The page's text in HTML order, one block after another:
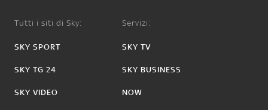
Tutti i siti di Sky:
SKY SPORT
SKY TG 24
SKY VIDEO
Servizi:
SKY TV
SKY BUSINESS
NOW